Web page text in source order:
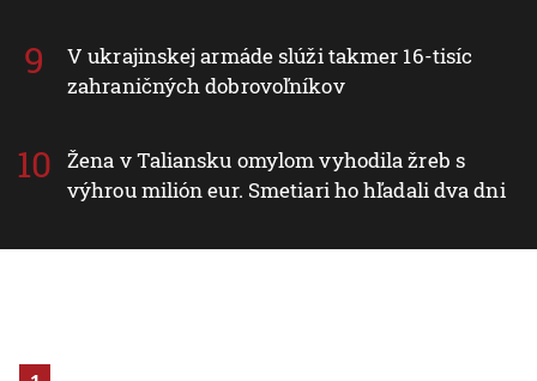
V ukrajinskej armáde slúži takmer 16-tisíc
zahraničných dobrovoľníkov
Žena v Taliansku omylom vyhodila žreb s
výhrou milión eur. Smetiari ho hľadali dva dni